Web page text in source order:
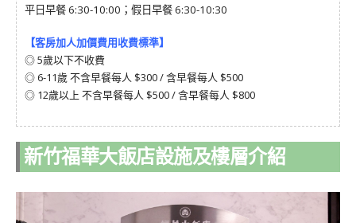
平日早餐 6:30-10:00；假日早餐 6:30-10:30
【客房加人加價費用收費標準】
◎ 5歲以下不收費
◎ 6-11歲 不含早餐每人 $300 / 含早餐每人 $500
◎ 12歲以上 不含早餐每人 $500 / 含早餐每人 $800
新竹福華大飯店設施及樓層介紹